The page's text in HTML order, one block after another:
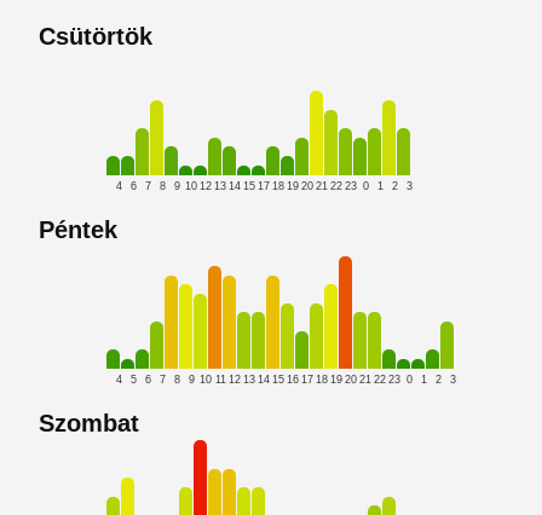
Csütörtök
4 6 7 8 9 10 12 13 14 15 17 18 19 20 21 22 23 0 1 2 3
Péntek
4 5 6 7 8 9 10 11 12 13 14 15 16 17 18 19 20 21 22 23 0 1 2 3
Szombat